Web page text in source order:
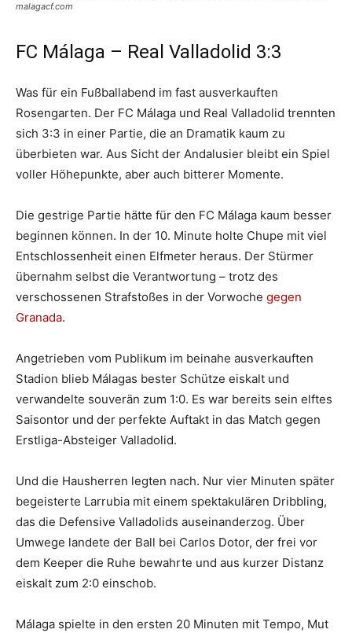
malagacf.com
FC Málaga – Real Valladolid 3:3
Was für ein Fußballabend im fast ausverkauften
Rosengarten. Der FC Málaga und Real Valladolid trennten
sich 3:3 in einer Partie, die an Dramatik kaum zu
überbieten war. Aus Sicht der Andalusier bleibt ein Spiel
voller Höhepunkte, aber auch bitterer Momente.
Die gestrige Partie hätte für den FC Málaga kaum besser
beginnen können. In der 10. Minute holte Chupe mit viel
Entschlossenheit einen Elfmeter heraus. Der Stürmer
übernahm selbst die Verantwortung – trotz des
verschossenen Strafstoßes in der Vorwoche gegen
Granada.
Angetrieben vom Publikum im beinahe ausverkauften
Stadion blieb Málagas bester Schütze eiskalt und
verwandelte souverän zum 1:0. Es war bereits sein elftes
Saisontor und der perfekte Auftakt in das Match gegen
Erstliga-Absteiger Valladolid.
Und die Hausherren legten nach. Nur vier Minuten später
begeisterte Larrubia mit einem spektakulären Dribbling,
das die Defensive Valladolids auseinanderzog. Über
Umwege landete der Ball bei Carlos Dotor, der frei vor
dem Keeper die Ruhe bewahrte und aus kurzer Distanz
eiskalt zum 2:0 einschob.
Málaga spielte in den ersten 20 Minuten mit Tempo, Mut